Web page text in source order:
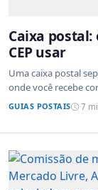
Caixa
CEP usar
Uma caixa postal
onde você recebe
GUIAS POSTAIS 7